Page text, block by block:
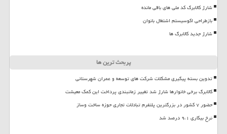
شارژ کالابرگ کد ملی های باقی مانده
بازطراحی اکوسیستم اشتغال بانوان
شارژ جدید کالابرگ ها
پربحث ترین ها
تدوین بسته پیگیری مشکلات شرکت های توسعه و عمران شهرستانی
کالابرگ برخی خانوارها شارژ شد تغییر زمانبندی پرداخت این کمک معیشت
حضور ۷ کشور در بزرگترین پلتفرم تبادلات تجاری حوزه ساخت وساز
نرخ بیکاری ۹،۱ درصد شد